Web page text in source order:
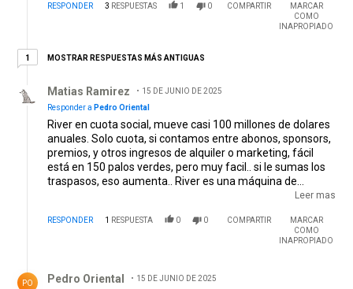
RESPONDER 3 RESPUESTAS 1 0 COMPARTIR
MARCAR
COMO
INAPROPIADO
11 respuesta más antiguas
MOSTRAR RESPUESTAS MÁS ANTIGUAS
Matias Ramirez
15 DE JUNIO DE 2025
Responder a Pedro Oriental
River en cuota social, mueve casi 100 millones de dolares
anuales. Solo cuota, si contamos entre abonos, sponsors,
premios, y otros ingresos de alquiler o marketing, fácil
está en 150 palos verdes, pero muy facil.. si le sumas los
traspasos, eso aumenta.. River es una máquina de
generar ingresos, y vos querés que operen como un
totalmente diferente.
Leer mas
RESPONDER 1 RESPUESTA 0 0 COMPARTIR
MARCAR
COMO
INAPROPIADO
PO Pedro Oriental 15 DE JUNIO DE 2025